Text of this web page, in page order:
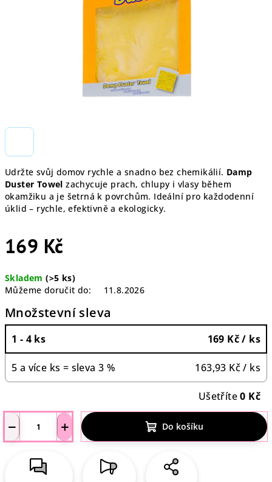
Udržte svůj domov rychle a snadno bez chemikálií. Damp
Duster Towel zachycuje prach, chlupy i vlasy během
okamžiku a je šetrná k povrchům. Ideální pro každodenní
úklid – rychle, efektivně a ekologicky.
169 Kč
cena:
Skladem(>5 ks)
Můžeme doručit do:
11.8.2026
Množstevní sleva
1 - 4 ks 169 Kč/ ks
5 a více ks = sleva 3 % 163,93 Kč/ ks
Ušetříte0 Kč
+
− Do košíku